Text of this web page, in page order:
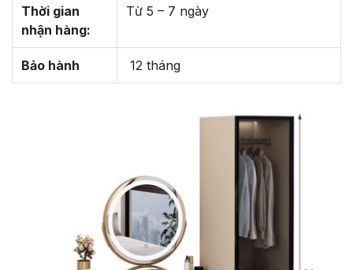
Thời gian
nhận hàng:
Từ 5 – 7 ngày
Bảo hành 12 tháng